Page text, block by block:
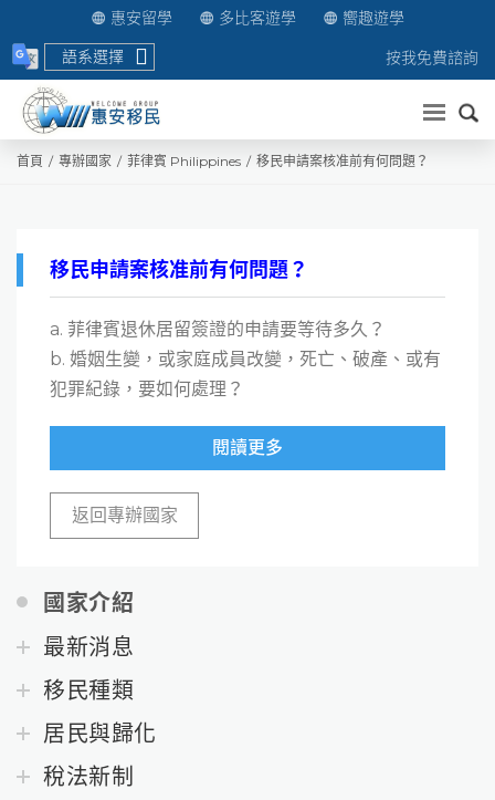
惠安留學 多比客遊學
嚮趣遊學
語系選擇
按我免費諮詢
送出
首頁 專辦國家 菲律賓 Philippines 移民申請案核准前有何問題？
國家介紹
最新消息
移民種類
居民與歸化
稅法新制
移民申請案核准前有何問題？
a. 菲律賓退休居留簽證的申請要等待多久？
b. 婚姻生變，或家庭成員改變，死亡、破產、或有
犯罪紀錄，要如何處理？
閱讀更多
返回專辦國家